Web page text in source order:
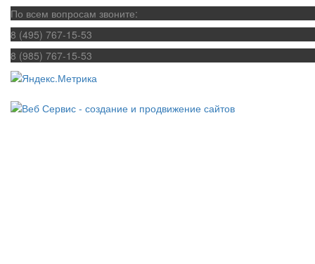
По всем вопросам звоните:
8 (495) 767-15-53
8 (985) 767-15-53